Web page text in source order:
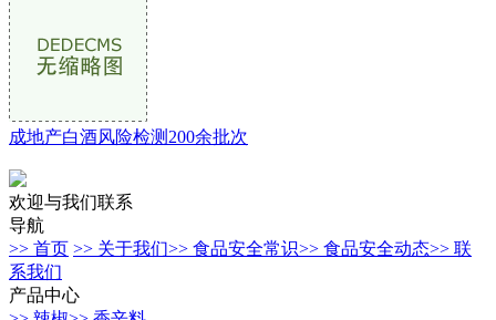
成地产白酒风险检测200余批次
欢迎与我们联系
导航
>> 首页 >> 关于我们>> 食品安全常识>> 食品安全动态>> 联
系我们
产品中心